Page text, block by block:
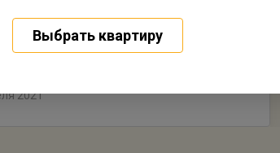
2021
Выбрать квартиру